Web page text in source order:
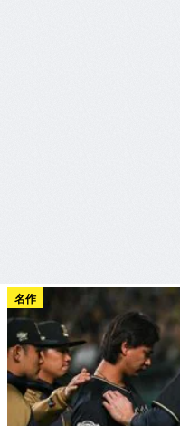
名作